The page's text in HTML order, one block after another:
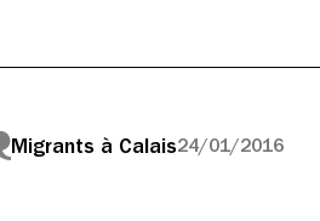
Migrants à Calais24/01/2016